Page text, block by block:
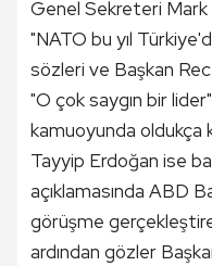
Genel Sekreteri Mark
"NATO bu yıl
sözleri ve Başkan
"O çok saygın bir
kamuoyunda oldukça
Tayyip Erdoğan ise
açıklamasında ABD
görüşme
ardından gözler